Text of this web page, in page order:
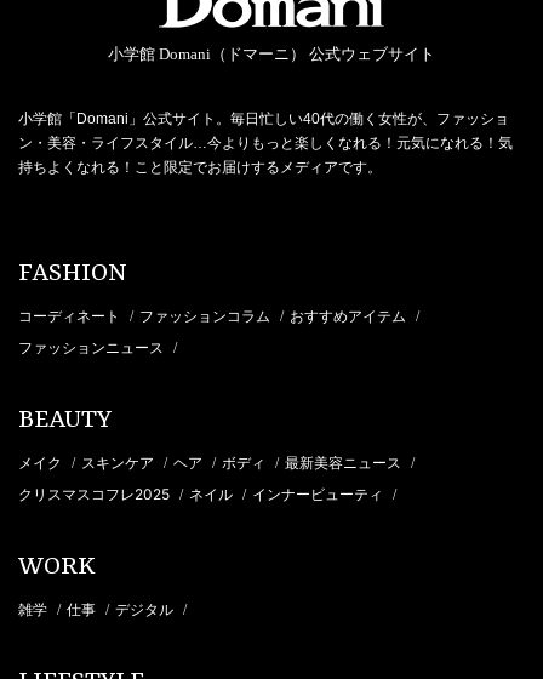
小学館 Domani（ドマーニ） 公式ウェブサイト
小学館「Domani」公式サイト。毎日忙しい40代の働く女性が、ファッショ
ン・美容・ライフスタイル…今よりもっと楽しくなれる！元気になれる！気
持ちよくなれる！こと限定でお届けするメディアです。
FASHION
コーディネート / ファッションコラム / おすすめアイテム /
ファッションニュース /
BEAUTY
メイク / スキンケア / ヘア / ボディ / 最新美容ニュース /
クリスマスコフレ2025 / ネイル / インナービューティ /
WORK
雑学 / 仕事 / デジタル /